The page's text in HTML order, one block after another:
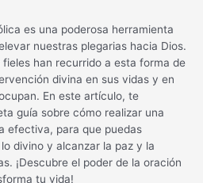
es una poderosa herramienta
nuestras plegarias hacia Dios.
han recurrido a esta forma de
divina en sus vidas y en
En este artículo, te
guía sobre cómo realizar una
efectiva, para que puedas
divino y alcanzar la paz y la
¡Descubre el poder de la oración
tu vida!